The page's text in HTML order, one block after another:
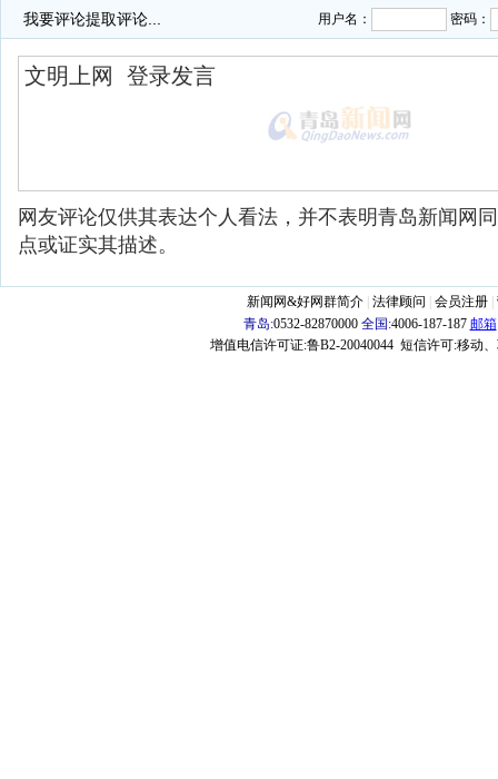
我要评论提取评论... 用户名： 密码：
网友评论仅供其表达个人看法，并不表明青岛新闻网
点或证实其描述。